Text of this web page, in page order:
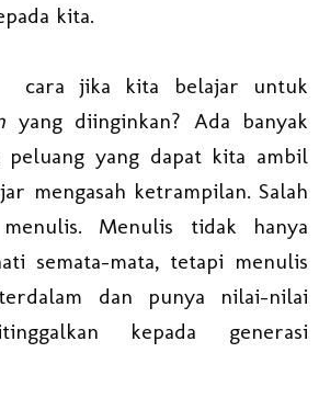
kita.
cara jika kita belajar untuk
yang diinginkan? Ada banyak
peluang yang dapat kita ambil
mengasah ketrampilan. Salah
Menulis tidak hanya
semata-mata, tetapi menulis
dan punya nilai-nilai
kepada generasi